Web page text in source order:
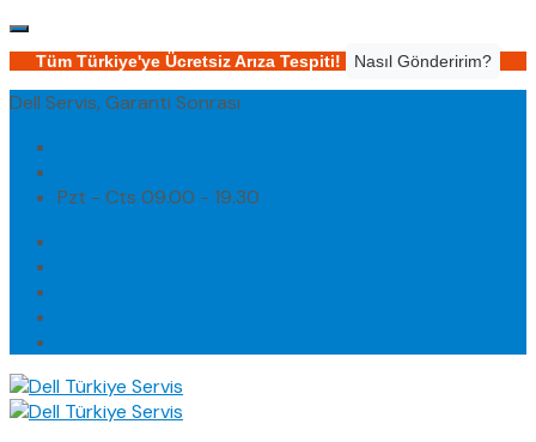
Tüm Türkiye'ye Ücretsiz Arıza Tespiti! Nasıl Gönderirim?
Dell Servis, Garanti Sonrası
Pzt - Cts 09.00 - 19.30